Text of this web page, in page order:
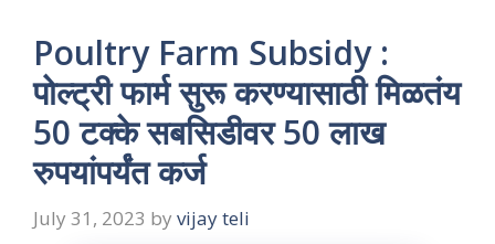
Poultry Farm Subsidy :
पोल्ट्री फार्म सुरू करण्यासाठी मिळतंय
50 टक्के सबसिडीवर 50 लाख
रुपयांपर्यंत कर्ज
July 31, 2023 by vijay teli